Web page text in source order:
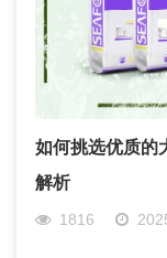
如何挑选优质的
解析
1816